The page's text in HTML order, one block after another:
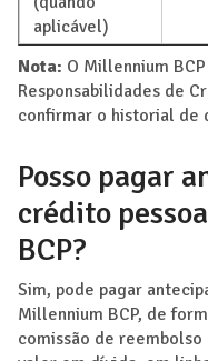
aplicável)
Nota: O Millennium
Responsabilidades de
confirmar o historial de
Posso pagar
crédito
BCP?
Sim, pode pagar
Millennium BCP, de
comissão de